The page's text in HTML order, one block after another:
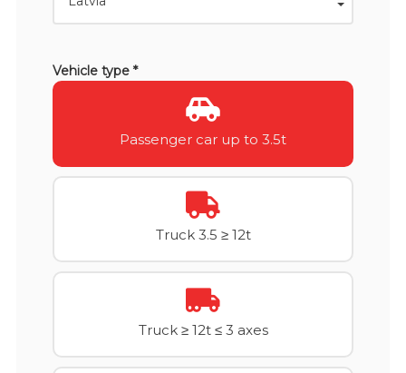
Vehicle type *
Passenger car up to 3.5t
Truck 3.5 ≥ 12t
Truck ≥ 12t ≤ 3 axes